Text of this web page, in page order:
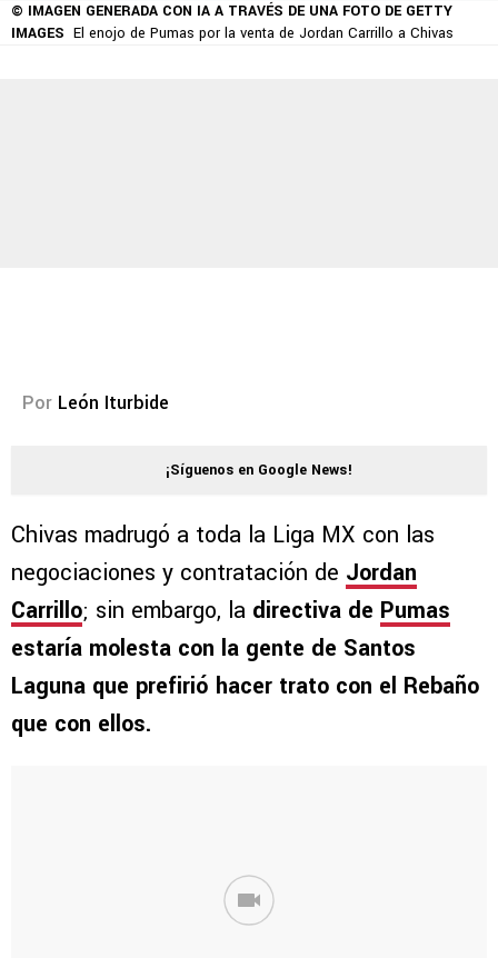
© IMAGEN GENERADA CON IA A TRAVÉS DE UNA FOTO DE GETTY
IMAGES El enojo de Pumas por la venta de Jordan Carrillo a Chivas
Por León Iturbide
¡Síguenos en Google News!
Chivas madrugó a toda la Liga MX con las
negociaciones y contratación de Jordan
Carrillo; sin embargo, la directiva de Pumas
estaría molesta con la gente de Santos
Laguna que prefirió hacer trato con el Rebaño
que con ellos.